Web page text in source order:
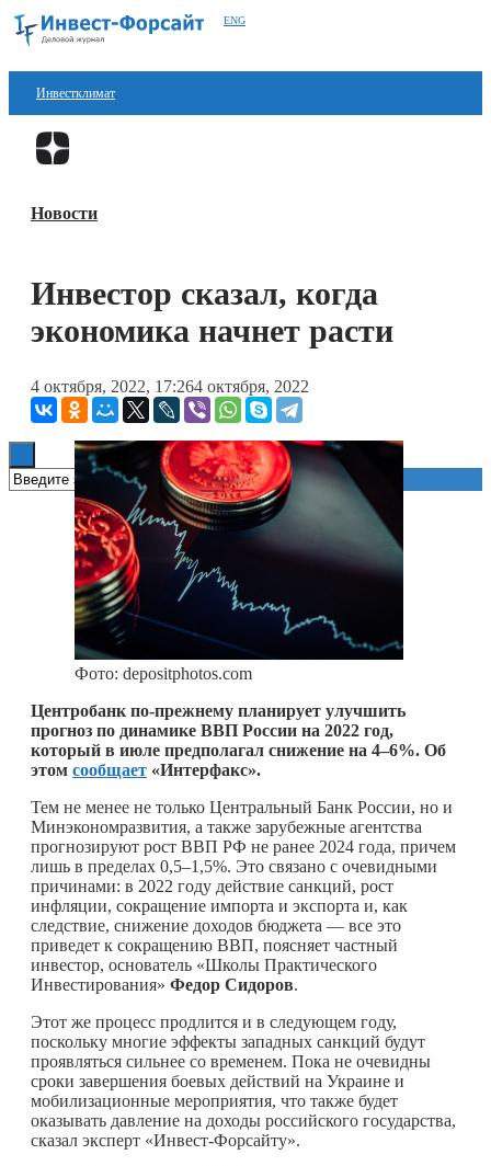
ENG
Инвестклимат
Финансы
Блокчейн
Книги
Новости
Инвестор сказал, когда
экономика начнет расти
4 октября, 2022, 17:264 октября, 2022
Фото: depositphotos.com
Центробанк по-прежнему планирует улучшить
прогноз по динамике ВВП России на 2022 год,
который в июле предполагал снижение на 4–6%. Об
этом сообщает «Интерфакс».
Тем не менее не только Центральный Банк России, но и
Минэкономразвития, а также зарубежные агентства
прогнозируют рост ВВП РФ не ранее 2024 года, причем
лишь в пределах 0,5–1,5%. Это связано с очевидными
причинами: в 2022 году действие санкций, рост
инфляции, сокращение импорта и экспорта и, как
следствие, снижение доходов бюджета — все это
приведет к сокращению ВВП, поясняет частный
инвестор, основатель «Школы Практического
Инвестирования» Федор Сидоров.
Этот же процесс продлится и в следующем году,
поскольку многие эффекты западных санкций будут
проявляться сильнее со временем. Пока не очевидны
сроки завершения боевых действий на Украине и
мобилизационные мероприятия, что также будет
оказывать давление на доходы российского государства,
сказал эксперт «Инвест-Форсайту».